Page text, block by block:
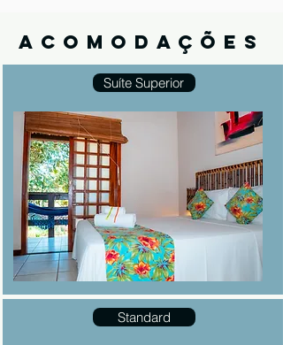
acomodações
Suíte Superior
Standard